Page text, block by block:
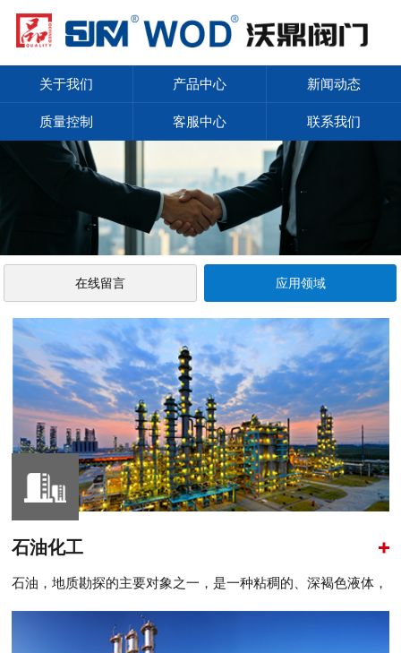
关于我们 产品中心 新闻动态
质量控制 客服中心 联系我们
在线留言 应用领域
石油化工
石油，地质勘探的主要对象之一，是一种粘稠的、深褐色液体，